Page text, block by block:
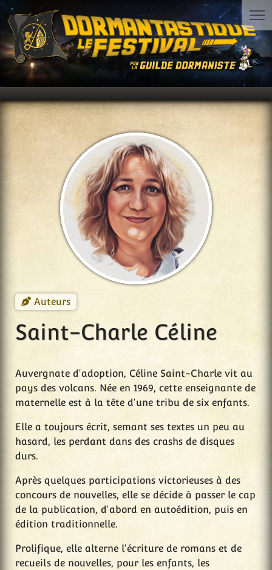
Auteurs
Saint-Charle Céline
Auvergnate d'adoption, Céline Saint-Charle vit au
pays des volcans. Née en 1969, cette enseignante de
maternelle est à la tête d'une tribu de six enfants.
Elle a toujours écrit, semant ses textes un peu au
hasard, les perdant dans des crashs de disques
durs.
Après quelques participations victorieuses à des
concours de nouvelles, elle se décide à passer le cap
de la publication, d'abord en autoédition, puis en
édition traditionnelle.
Prolifique, elle alterne l'écriture de romans et de
recueils de nouvelles, pour les enfants, les